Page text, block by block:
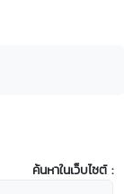
ค้นหาในเว็บไซต์ :